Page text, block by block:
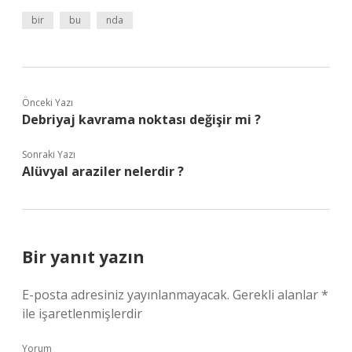
bir bu nda
Önceki Yazı
Debriyaj kavrama noktası değişir mi ?
Sonraki Yazı
Alüvyal araziler nelerdir ?
Bir yanıt yazın
E-posta adresiniz yayınlanmayacak. Gerekli alanlar*
ile işaretlenmişlerdir
Yorum